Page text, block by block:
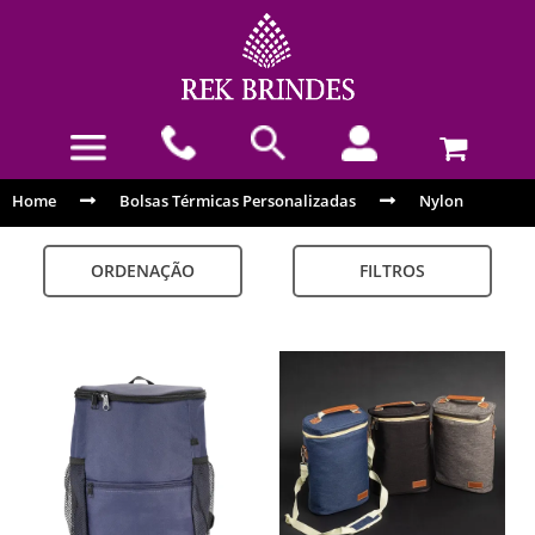
Home Bolsas Térmicas Personalizadas Nylon
ORDENAÇÃO FILTROS